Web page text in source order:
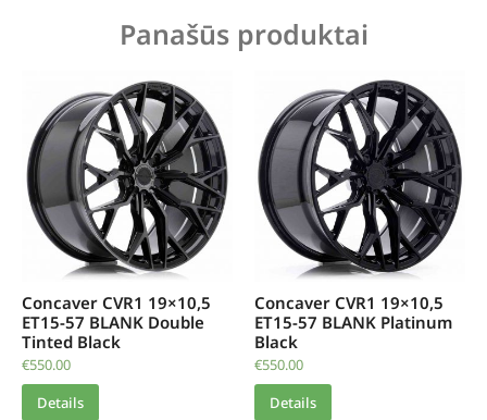
Panašūs produktai
Concaver CVR1 19×10,5
ET15-57 BLANK Double
Tinted Black
€550.00
Details
Concaver CVR1 19×10,5
ET15-57 BLANK Platinum
Black
€550.00
Details